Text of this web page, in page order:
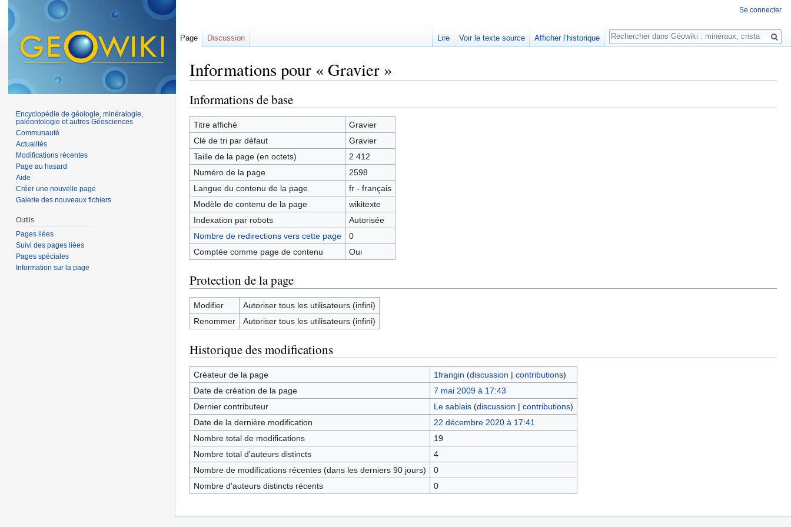
Informations pour « Gravier »
Informations de base
Titre affiché
Gravier
Clé de tri par défaut
Gravier
Taille de la page (en octets)
2 412
Numéro de la page
2598
Langue du contenu de la page
fr - français
Modèle de contenu de la page
wikitexte
Indexation par robots
Autorisée
Nombre de redirections vers cette page
0
Comptée comme page de contenu
Oui
Protection de la page
Modifier
Autoriser tous les utilisateurs (infini)
Renommer
Autoriser tous les utilisateurs (infini)
Historique des modifications
Créateur de la page 1frangin (discussion | contributions)
Date de création de la page
7 mai 2009 à 17:43
Dernier contributeur
Le sablais (discussion | contributions)
Date de la dernière modification
22 décembre 2020 à 17:41
Nombre total de modifications
19
Nombre total d'auteurs distincts
4
Nombre de modifications récentes (dans les derniers 90 jours)
0
Nombre d'auteurs distincts récents
0
Se connecter
Page Discussion Lire Voir le texte source Afficher l’historique
Rechercher
Encyclopédie de géologie, minéralogie,
paléontologie et autres Géosciences
Communauté
Actualités
Modifications récentes
Page au hasard
Aide
Créer une nouvelle page
Galerie des nouveaux fichiers
Outils
Pages liées
Suivi des pages liées
Pages spéciales
Information sur la page